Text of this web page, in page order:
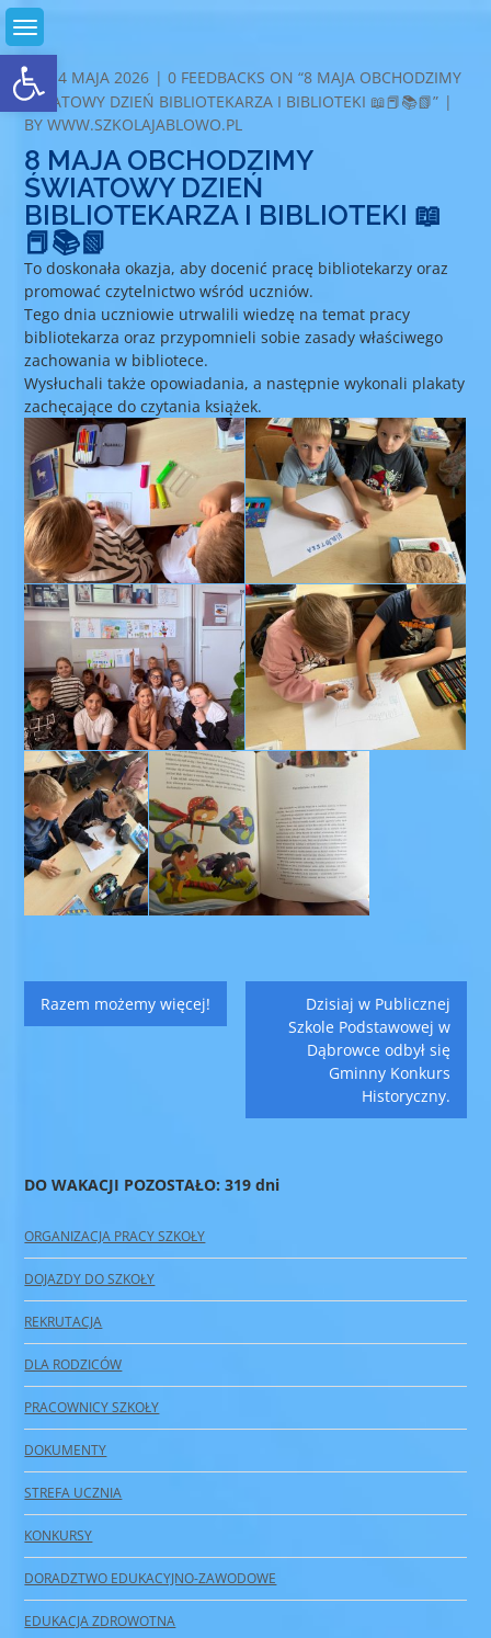
Otwórz pasek narzędzi
Skip
content
14 MAJA 2026
COMMENTS
0 FEEDBACKS ON “8 MAJA OBCHODZIMY
ŚWIATOWY DZIEŃ BIBLIOTEKARZA I BIBLIOTEKI 📖📕📚📗”
BYWWW.SZKOLAJABLOWO.PL
8 MAJA OBCHODZIMY
ŚWIATOWY DZIEŃ
BIBLIOTEKARZA I BIBLIOTEKI 📖
📕📚📗
To doskonała okazja, aby docenić pracę bibliotekarzy oraz
promować czytelnictwo wśród uczniów.
Tego dnia uczniowie utrwalili wiedzę na temat pracy
bibliotekarza oraz przypomnieli sobie zasady właściwego
zachowania w bibliotece.
Wysłuchali także opowiadania, a następnie wykonali plakaty
zachęcające do czytania książek.
Nawigacja
wpisu
Razem możemy więcej!
Dzisiaj w Publicznej
Szkole Podstawowej w
Dąbrowce odbył się
Gminny Konkurs
Historyczny.
DO WAKACJI POZOSTAŁO: 319 dni
ORGANIZACJA PRACY SZKOŁY
DOJAZDY DO SZKOŁY
REKRUTACJA
DLA RODZICÓW
PRACOWNICY SZKOŁY
DOKUMENTY
STREFA UCZNIA
KONKURSY
DORADZTWO EDUKACYJNO-ZAWODOWE
EDUKACJA ZDROWOTNA